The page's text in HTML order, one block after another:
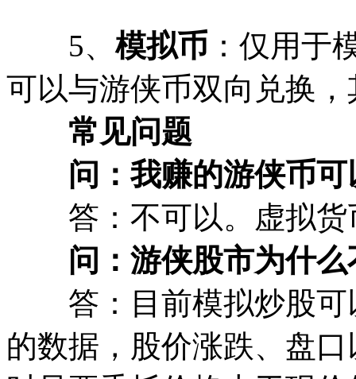
5、模拟币 ：仅用于
可以与游侠币双向兑换
常见问题
问：我赚的游侠币
答：不可以。虚拟货
问：游侠股市为什
答：目前模拟炒股可
的数据，股价涨跌、盘